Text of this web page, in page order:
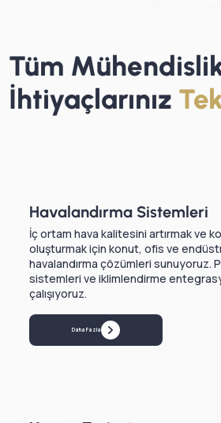
Tüm
İhtiyaçlarınız
Havalandırma Sistemleri
İç ortam hava kalitesini artırmak ve
oluşturmak için konut, ofis ve
havalandırma çözümleri sunuyoruz.
sistemleri ve iklimlendirme
çalışıyoruz.
Daha Fazla